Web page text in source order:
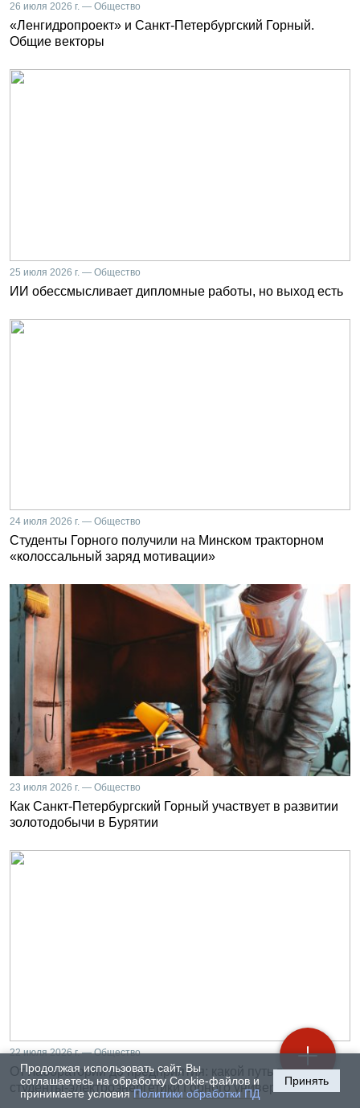
Продолжая использовать сайт, Вы
соглашаетесь на обработку Cookie-файлов и
принимаете условияПолитики обработки ПД
Принять
26 июля 2026 г. — Общество
«Ленгидропроект» и Санкт-Петербургский Горный.
Общие векторы
25 июля 2026 г. — Общество
ИИ обессмысливает дипломные работы, но выход есть
24 июля 2026 г. — Общество
Студенты Горного получили на Минском тракторном
«колоссальный заряд мотивации»
23 июля 2026 г. — Общество
Как Санкт-Петербургский Горный участвует в развитии
золотодобычи в Бурятии
22 июля 2026 г. — Общество
От лаборатории до предприятия: какой путь проходят
студенты-электроэнергетики Горного университета